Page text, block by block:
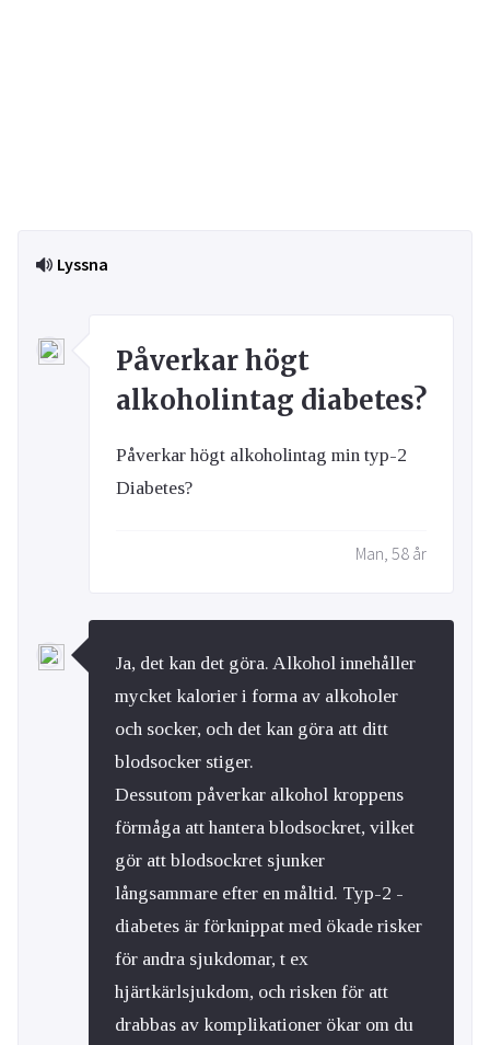
Lyssna
Påverkar högt
alkoholintag diabetes?
Påverkar högt alkoholintag min typ-2
Diabetes?
Man, 58 år
Ja, det kan det göra. Alkohol innehåller
mycket kalorier i forma av alkoholer
och socker, och det kan göra att ditt
blodsocker stiger.
Dessutom påverkar alkohol kroppens
förmåga att hantera blodsockret, vilket
gör att blodsockret sjunker
långsammare efter en måltid. Typ-2 -
diabetes är förknippat med ökade risker
för andra sjukdomar, t ex
hjärtkärlsjukdom, och risken för att
drabbas av komplikationer ökar om du